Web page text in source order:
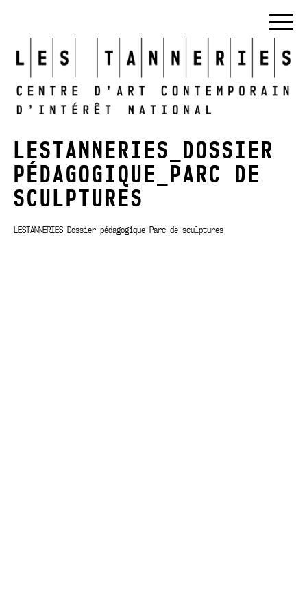
LESTANNERIES_DOSSIER
PÉDAGOGIQUE_PARC DE
SCULPTURES
LESTANNERIES_Dossier pédagogique_Parc de sculptures